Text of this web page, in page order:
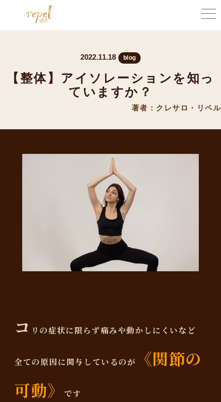
2022.11.18 blog
【整体】アイソレーションを知っ
ていますか？
著者：クレサロ・リペル
コ リの症状に限らず痛みや動かしにくいなど
全ての原因に関与しているのが
《関節の
可動》
です